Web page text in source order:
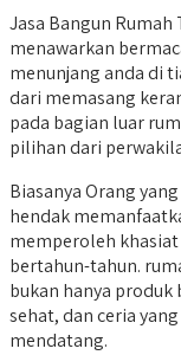
Jasa Bangun Rumah
menawarkan
menunjang anda di
dari memasang
pada bagian luar
pilihan dari
Biasanya Orang
hendak
memperoleh
bertahun-tahun.
bukan hanya
sehat, dan ceria
mendatang.